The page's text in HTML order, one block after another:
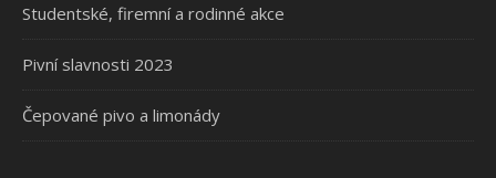
Studentské, firemní a rodinné akce
Pivní slavnosti 2023
Čepované pivo a limonády